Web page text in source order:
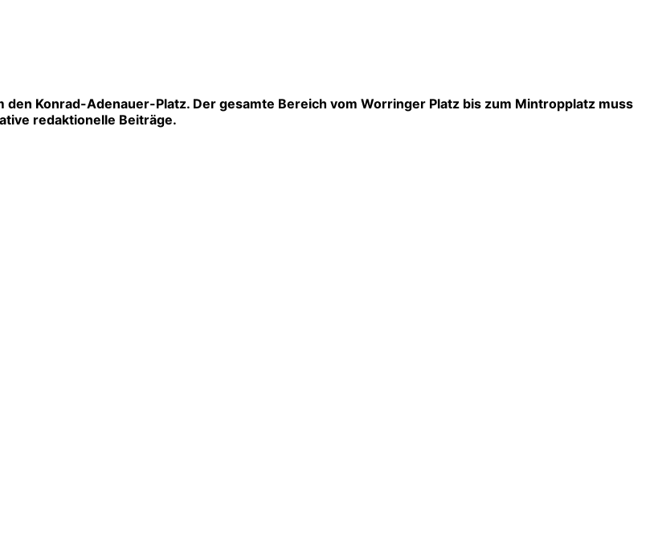
Konrad-Adenauer-Platz. Der gesamte Bereich vom Worringer Platz bis zum Mintropplatz muss
redaktionelle Beiträge.